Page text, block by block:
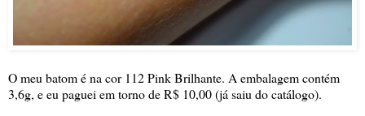
O meu batom é na cor 112 Pink Brilhante. A embalagem contém
3,6g, e eu paguei em torno de R$ 10,00 (já saiu do catálogo).